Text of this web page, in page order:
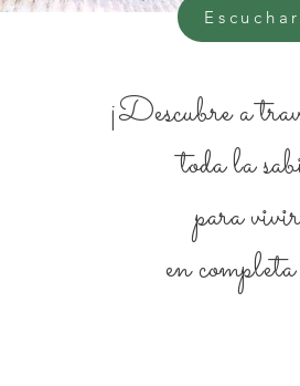
¡Descubre a
toda la
para
en